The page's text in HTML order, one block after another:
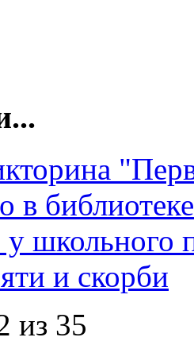
в библиотеке
у школьного
и скорби
из 35